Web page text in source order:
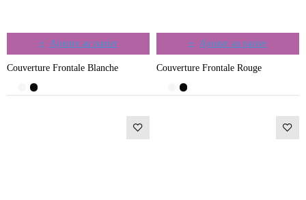
Ajouter au panier
Couverture Frontale Blanche
Ajouter au panier
Couverture Frontale Rouge